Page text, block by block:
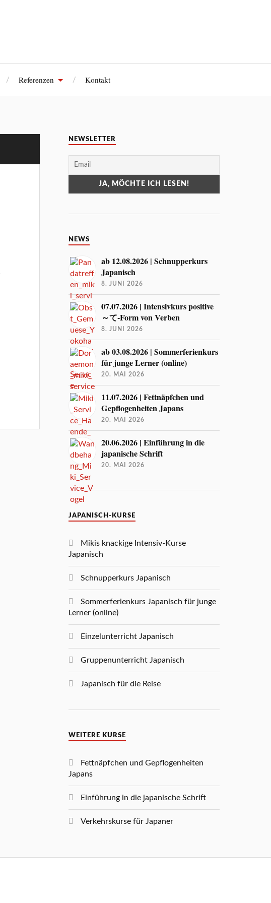
Referenzen Kontakt
NEWSLETTER
NEWS
ab 12.08.2026 | Schnupperkurs
Japanisch
8. JUNI 2026
07.07.2026 | Intensivkurs positive
～て-Form von Verben
8. JUNI 2026
ab 03.08.2026 | Sommerferienkurs
für junge Lerner (online)
20. MAI 2026
11.07.2026 | Fettnäpfchen und
Gepflogenheiten Japans
20. MAI 2026
20.06.2026 | Einführung in die
japanische Schrift
20. MAI 2026
JAPANISCH-KURSE
Mikis knackige Intensiv-Kurse
Japanisch
Schnupperkurs Japanisch
Sommerferienkurs Japanisch für junge
Lerner (online)
Einzelunterricht Japanisch
Gruppenunterricht Japanisch
Japanisch für die Reise
WEITERE KURSE
Fettnäpfchen und Gepflogenheiten
Japans
Einführung in die japanische Schrift
Verkehrskurse für Japaner